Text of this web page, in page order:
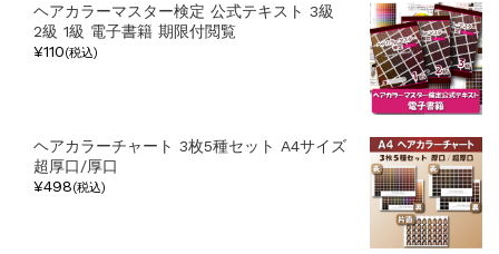
ヘアカラーマスター検定 公式テキスト 3級
2級 1級 電子書籍 期限付閲覧
¥110(税込)
ヘアカラーチャート 3枚5種セット A4サイズ
超厚口/厚口
¥498(税込)